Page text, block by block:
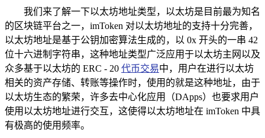
我们来了解一下以太坊地址类型，以太坊是目前最为知名
的区块链平台之一，imToken 对以太坊地址的支持十分完善，
以太坊地址是基于公钥加密算法生成的，以 0x 开头的一串 42
位十六进制字符串，这种地址类型广泛应用于以太坊主网以及
众多基于以太坊的 ERC - 20 代币交易中，用户在进行以太坊
相关的资产存储、转账等操作时，使用的就是这种地址，由于
以太坊生态的繁荣，许多去中心化应用（DApps）也要求用户
使用以太坊地址进行交互，这使得以太坊地址在 imToken 中具
有极高的使用频率。